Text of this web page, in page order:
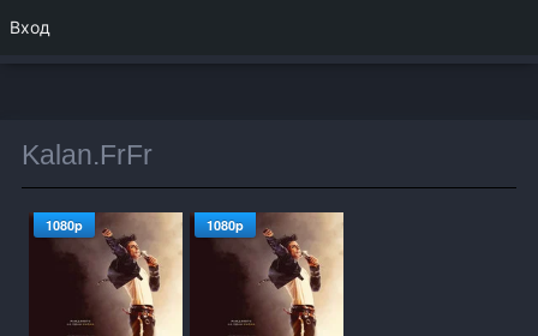
Kalan.FrFr
1080p 1080p
Вход